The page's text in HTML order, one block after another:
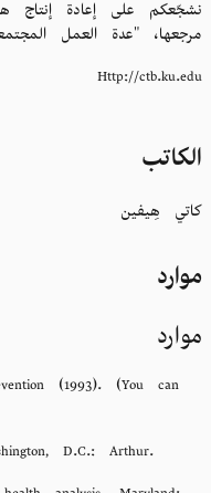
نشجّعكم على إعادة إنتاج
مرجعها، "عدة العمل
Http://ctb.ku.edu
الکاتب
كاتي هِيفين
موارد
موارد
(1993). (You can
D.C.: Arthur.